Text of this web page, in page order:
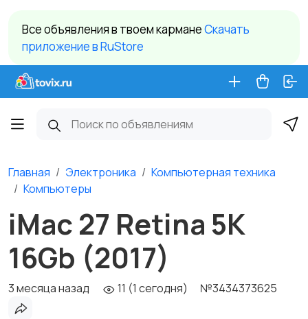
Все объявления в твоем карманеCкачать
приложение в RuStore
Главная Электроника
Компьютерная техника
Компьютеры
iMac 27 Retina 5K
16Gb (2017)
3 месяца назад 11 (1 сегодня) №3434373625